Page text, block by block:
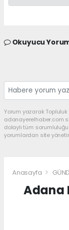
Okuyucu
Yorum yazarak Topluluk
adanayerelhaber.com
dolaylı tüm
yorumlardan site
Anasayfa
Adana